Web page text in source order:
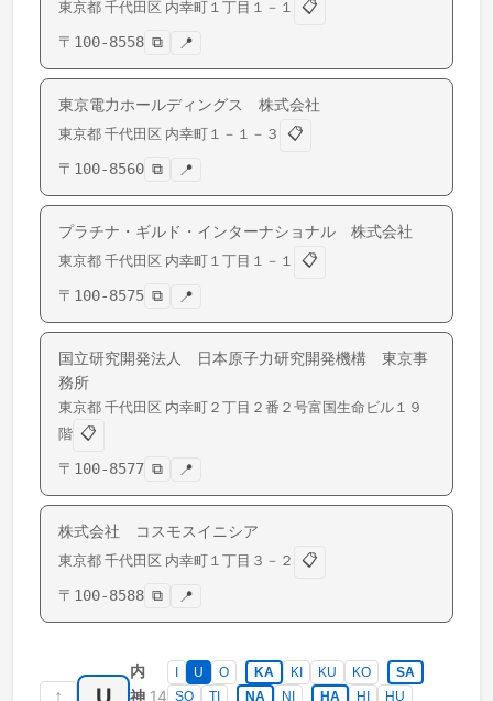
東京都 千代田区 内幸町 １丁目１－１
📋
〒 100-8558 ⧉ 📍
東京電力ホールディングス 株式会社
東京都 千代田区 内幸町 １－１－３
📋
〒 100-8560 ⧉ 📍
プラチナ・ギルド・インターナショナル 株式会社
東京都 千代田区 内幸町 １丁目１－１
📋
〒 100-8575 ⧉ 📍
国立研究開発法人 日本原子力研究開発機構 東京事
務所
東京都 千代田区 内幸町 ２丁目２番２号富国生命ビル１９
階 📋
〒 100-8577 ⧉ 📍
株式会社 コスモスイニシア
東京都 千代田区 内幸町 １丁目３－２
📋
〒 100-8588 ⧉ 📍
↑
内
神 14
I U O KA KI KU KO
SA
SO
TI NA NI HA HI
HU